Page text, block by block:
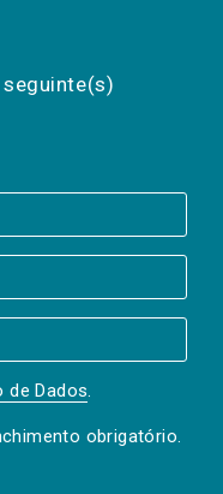
de Dados.
obrigatório.